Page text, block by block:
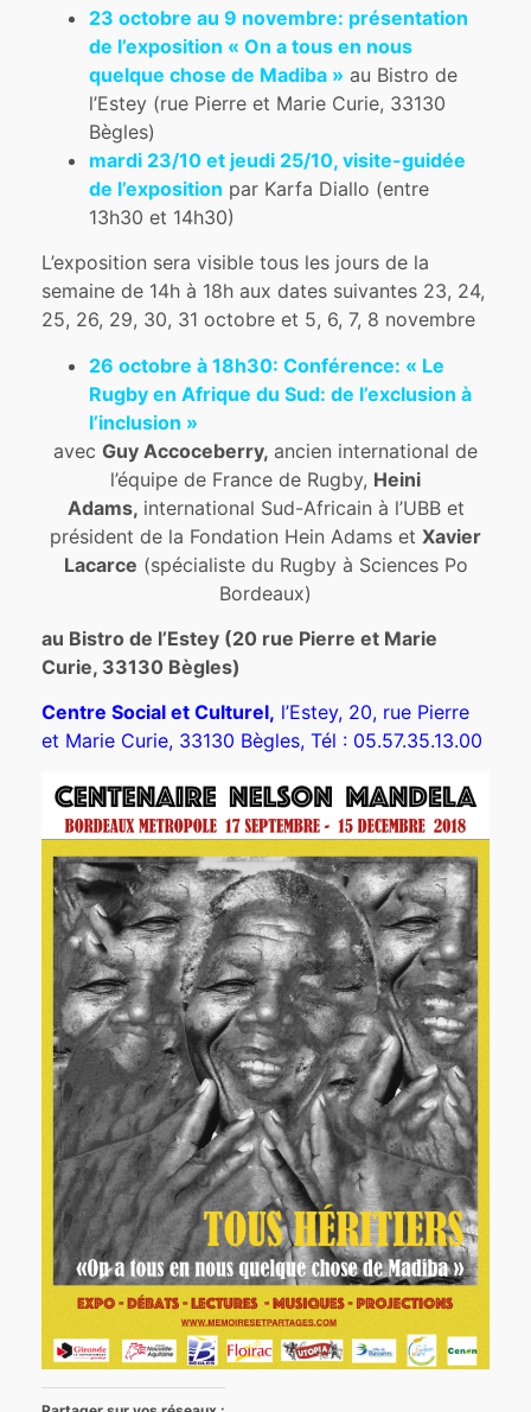
23 octobre au 9 novembre: présentation
de l’exposition « On a tous en nous
quelque chose de Madiba » au Bistro de
l’Estey (rue Pierre et Marie Curie, 33130
Bègles)
mardi 23/10 et jeudi 25/10, visite-guidée
de l’exposition par Karfa Diallo (entre
13h30 et 14h30)
L’exposition sera visible tous les jours de la
semaine de 14h à 18h aux dates suivantes 23, 24,
25, 26, 29, 30, 31 octobre et 5, 6, 7, 8 novembre
26 octobre à 18h30: Conférence: « Le
Rugby en Afrique du Sud: de l’exclusion à
l’inclusion »
avec Guy Accoceberry, ancien international de
l’équipe de France de Rugby, Heini
Adams, international Sud-Africain à l’UBB et
président de la Fondation Hein Adams et Xavier
Lacarce (spécialiste du Rugby à Sciences Po
Bordeaux)
au Bistro de l’Estey (20 rue Pierre et Marie
Curie, 33130 Bègles)
Centre Social et Culturel, l’Estey, 20, rue Pierre
et Marie Curie, 33130 Bègles, Tél : 05.57.35.13.00